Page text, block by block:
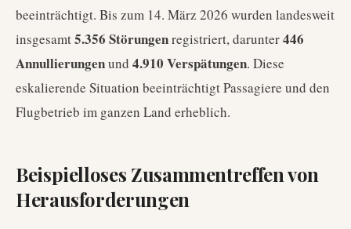
beeinträchtigt. Bis zum 14. März 2026 wurden landesweit
insgesamt5.356 Störungenregistriert, darunter446
Annullierungenund 4.910 Verspätungen. Diese
eskalierende Situation beeinträchtigt Passagiere und den
Flugbetrieb im ganzen Land erheblich.
Beispielloses Zusammentreffen von
Herausforderungen